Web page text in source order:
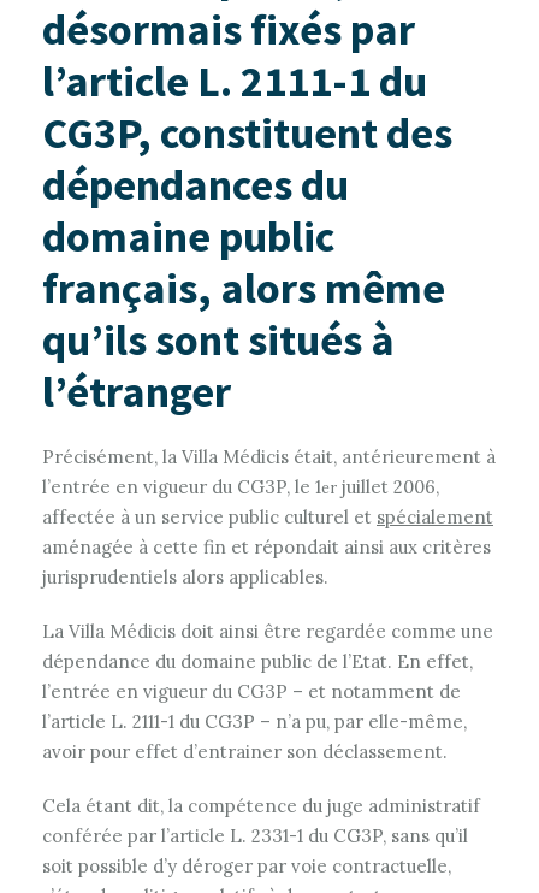
désormais fixés par
l’article L. 2111-1 du
CG3P, constituent des
dépendances du
domaine public
français, alors même
qu’ils sont situés à
l’étranger
Précisément, la Villa Médicis était, antérieurement à
l’entrée en vigueur du CG3P, le 1er juillet 2006,
affectée à un service public culturel et spécialement
aménagée à cette fin et répondait ainsi aux critères
jurisprudentiels alors applicables.
La Villa Médicis doit ainsi être regardée comme une
dépendance du domaine public de l’Etat. En effet,
l’entrée en vigueur du CG3P – et notamment de
l’article L. 2111-1 du CG3P – n’a pu, par elle-même,
avoir pour effet d’entrainer son déclassement.
Cela étant dit, la compétence du juge administratif
conférée par l’article L. 2331-1 du CG3P, sans qu’il
soit possible d’y déroger par voie contractuelle,